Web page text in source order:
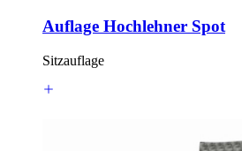
Auflage Hochlehner Spot
Sitzauflage